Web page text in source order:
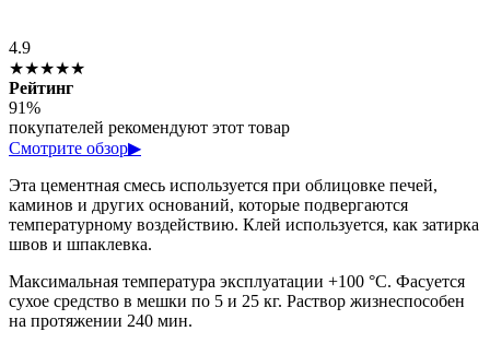
4.9
★★★★★
Рейтинг
91%
покупателей рекомендуют этот товар
Смотрите обзор▶
Эта цементная смесь используется при облицовке печей,
каминов и других оснований, которые подвергаются
температурному воздействию. Клей используется, как затирка
швов и шпаклевка.
Максимальная температура эксплуатации +100 °С. Фасуется
сухое средство в мешки по 5 и 25 кг. Раствор жизнеспособен
на протяжении 240 мин.